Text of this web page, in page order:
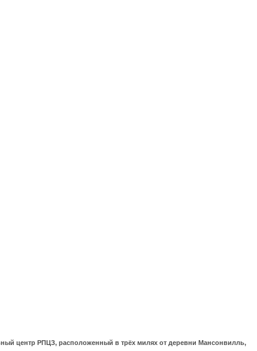
центр РПЦЗ, расположенный в трёх милях от деревни Мансонвилль,